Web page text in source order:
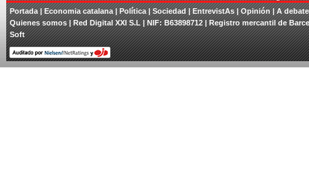
Portada| Economia catalana |Política|Sociedad|EntrevistAs|Opinión|A debate
Quienes somos| Red Digital XXI S.L | NIF: B63898712 | Registro mercantil de
Soft